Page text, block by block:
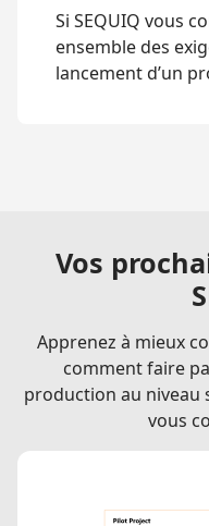
Si SEQUIQ vous
ensemble des
lancement d’un
Vos
Apprenez à mieux
comment faire
production au niveau
vous